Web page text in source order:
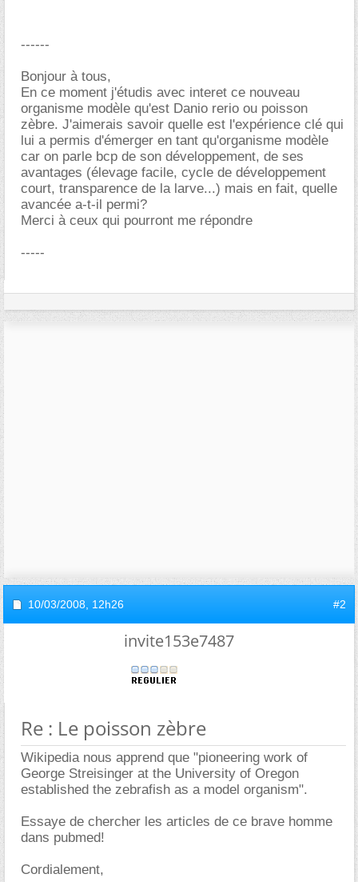
------
Bonjour à tous,
En ce moment j'étudis avec interet ce nouveau
organisme modèle qu'est Danio rerio ou poisson
zèbre. J'aimerais savoir quelle est l'expérience clé qui
lui a permis d'émerger en tant qu'organisme modèle
car on parle bcp de son développement, de ses
avantages (élevage facile, cycle de développement
court, transparence de la larve...) mais en fait, quelle
avancée a-t-il permi?
Merci à ceux qui pourront me répondre
-----
10/03/2008, 12h26 #2
invite153e7487
Re : Le poisson zèbre
Wikipedia nous apprend que "pioneering work of
George Streisinger at the University of Oregon
established the zebrafish as a model organism".
Essaye de chercher les articles de ce brave homme
dans pubmed!
Cordialement,